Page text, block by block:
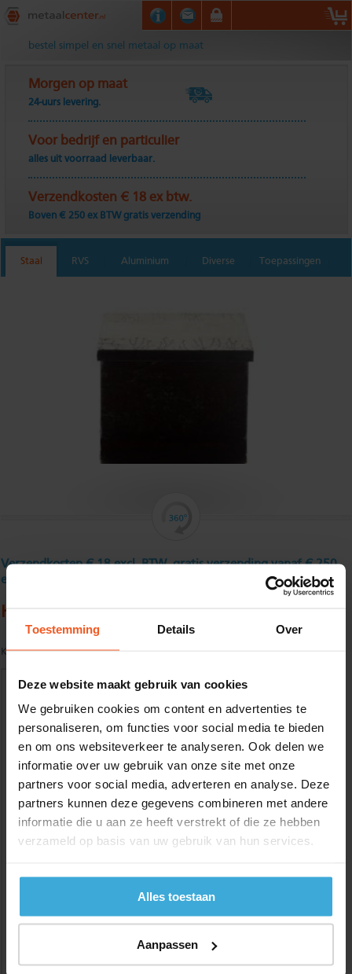
Toestemming Details Over
Deze website maakt gebruik van cookies
We gebruiken cookies om content en advertenties te
personaliseren, om functies voor social media te bieden
en om ons websiteverkeer te analyseren. Ook delen we
informatie over uw gebruik van onze site met onze
partners voor social media, adverteren en analyse. Deze
partners kunnen deze gegevens combineren met andere
informatie die u aan ze heeft verstrekt of die ze hebben
verzameld op basis van uw gebruik van hun services.
Alles toestaan
Aanpassen
Metaalcenter.nl
bestel simpel en snel metaal op maat
Morgen op maat
24-uurs levering.
Voor bedrijf en particulier
alles uit voorraad leverbaar.
Verzendkosten € 18 ex btw.
Boven € 250 ex BTW gratis verzending
Staal RVS Aluminium Diverse Toepassingen
Verzendkosten € 18 excl. BTW, gratis verzending vanaf € 250
excl. BTW
HEA 180
Kwaliteit: S235JR volgens EN10025
Gewenste
lengtemaat in
(max. 2000 mm)
+/- 2 mm lengtetolerantie
Materiaalkosten
Alle bedragen zijn excl. 21% BTW